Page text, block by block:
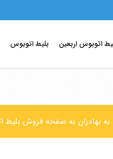
اتوبوس اربعین بلیط اتوبوس
به بهادران به صفحه فروش بلیط